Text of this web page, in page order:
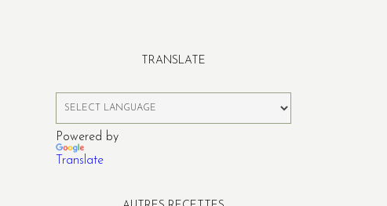
TRANSLATE
Powered by
Translate